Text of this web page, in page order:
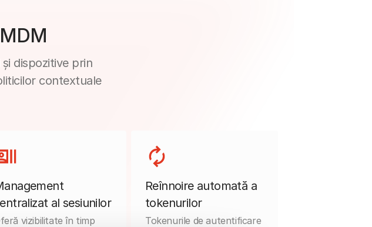
dispozitive prin
contextuale
al sesiunilor
vizibilitate în timp
Reînnoire automată a
tokenurilor
Tokenurile de autentificare